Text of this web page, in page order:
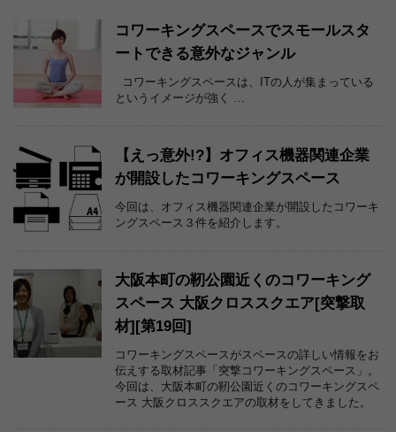
コワーキングスペースでスモールスタ
ートできる意外なジャンル
コワーキングスペースは、ITの人が集まっている
というイメージが強く …
【えっ意外!?】オフィス機器関連企業
が開設したコワーキングスペース
今回は、オフィス機器関連企業が開設したコワーキ
ングスペース３件を紹介します。
大阪本町の靭公園近くのコワーキング
スペース 大阪クロススクエア[突撃取
材][第19回]
コワーキングスペースがスペースの詳しい情報をお
伝えする取材記事「突撃コワーキングスペース」。
今回は、大阪本町の靭公園近くのコワーキングスペ
ース 大阪クロススクエアの取材をしてきました。